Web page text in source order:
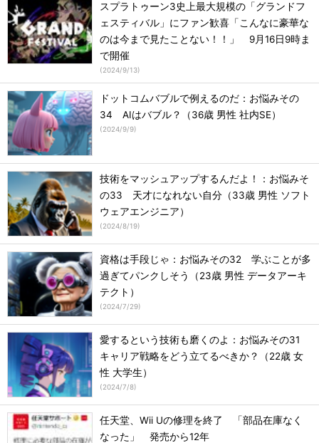
スプラトゥーン3史上最大規模の「グランドフ
ェスティバル」にファン歓喜「こんなに豪華な
のは今まで見たことない！！」 9月16日9時ま
で開催
(2024/9/13)
ドットコムバブルで例えるのだ：お悩みその
34 AIはバブル？（36歳 男性 社内SE）
(2024/9/9)
技術をマッシュアップするんだよ！：お悩みそ
の33 天才になれない自分（33歳 男性 ソフト
ウェアエンジニア）
(2024/8/19)
資格は手段じゃ：お悩みその32 学ぶことが多
過ぎてパンクしそう（23歳 男性 データアーキ
テクト）
(2024/7/29)
愛するという技術も磨くのよ：お悩みその31
キャリア戦略をどう立てるべきか？（22歳 女
性 大学生）
(2024/7/8)
任天堂、Wii Uの修理を終了 「部品在庫なく
なった」 発売から12年